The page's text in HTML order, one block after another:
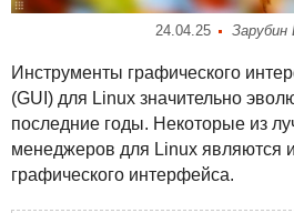
24.04.25 Зарубин
Инструменты графического
(GUI ) для Linux значительно
последние годы. Некоторые из
менеджеров для Linux являются
графического интерфейса.